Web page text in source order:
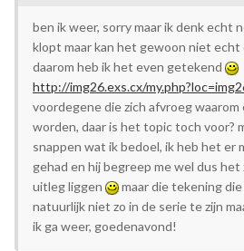
ben ik weer, sorry maar ik denk echt
klopt maar kan het gewoon niet echt
daarom heb ik het even getekend
http://img26.exs.cx/
voordegene die zich afvroeg
worden, daar is het topic toch voor?
snappen wat ik bedoel, ik heb het er
gehad en hij begreep me wel dus
uitleg liggen
maar die tekening
natuurlijk niet zo in de serie te zijn
ik ga weer, goedenavond!